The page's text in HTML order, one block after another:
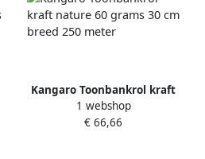
Kangaro Toonbankrol kraft
nature 60 grams 30 cm
breed 250 meter
1 webshop
€ 66,66